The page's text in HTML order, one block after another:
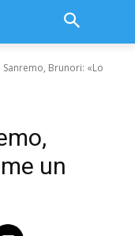
Sanremo, Brunori: «Lo
un